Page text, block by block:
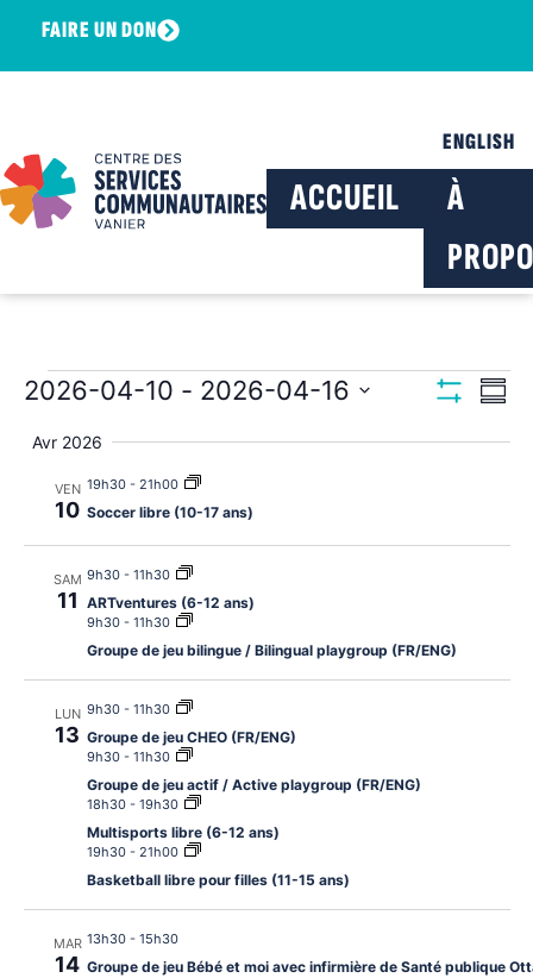
FAIRE UN DON
ENGLISH
ACCUEIL
À
parde
2026-04-10 - 2026-04-16
la
date
Avr 2026
VEN
10
19h30- 21h00
Soccer libre (10-17 ans)
SAM
11
9h30- 11h30
ARTventures (6-12 ans)
9h30- 11h30
Groupe de jeu bilingue / Bilingual playgroup (FR/ENG)
LUN
13
9h30- 11h30
Groupe de jeu CHEO (FR/ENG)
9h30- 11h30
Groupe de jeu actif / Active playgroup (FR/ENG)
18h30- 19h30
Multisports libre (6-12 ans)
19h30- 21h00
Basketball libre pour filles (11-15 ans)
MAR
14
13h30- 15h30
Groupe de jeu Bébé et moi avec infirmière de Santé publique